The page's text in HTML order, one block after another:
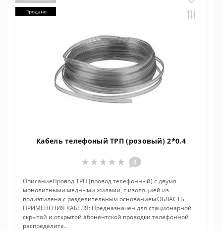
Продано
Кабель телефоный ТРП (розовый) 2*0.4
0
ОписаниеПровод ТРП (провод телефонный) с двумя
монолитными медными жилами, с изоляцией из
полиэтилена с разделительным основанием.ОБЛАСТЬ
ПРИМЕНЕНИЯ КАБЕЛЯ: Предназначен для стационарной
скрытой и открытой абонентской проводки телефонной
распределите..